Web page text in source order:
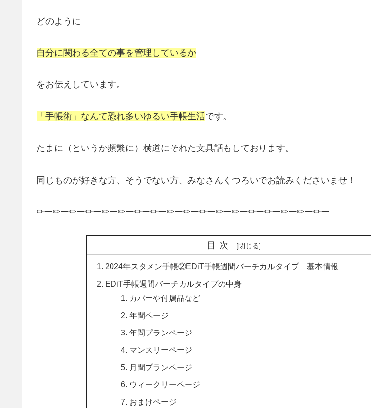
どのように
自分に関わる全ての事を管理しているか
をお伝えしています。
「手帳術」なんて恐れ多いゆるい手帳生活です。
たまに（というか頻繁に）横道にそれた文具話もしております。
同じものが好きな方、そうでない方、みなさんくつろいでお読みくださいませ！
✏ー✏ー✏ー✏ー✏ー✏ー✏ー✏ー✏ー✏ー✏ー✏ー✏ー✏ー✏ー✏ー✏ー✏ー
目次
2024年スタメン手帳②EDiT手帳週間バーチカルタイプ 基本情報
EDiT手帳週間バーチカルタイプの中身
カバーや付属品など
年間ページ
年間プランページ
マンスリーページ
月間プランページ
ウィークリーページ
おまけページ